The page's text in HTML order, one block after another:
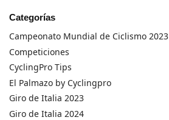
Categorías
Campeonato Mundial de Ciclismo 2023
Competiciones
CyclingPro Tips
El Palmazo by Cyclingpro
Giro de Italia 2023
Giro de Italia 2024